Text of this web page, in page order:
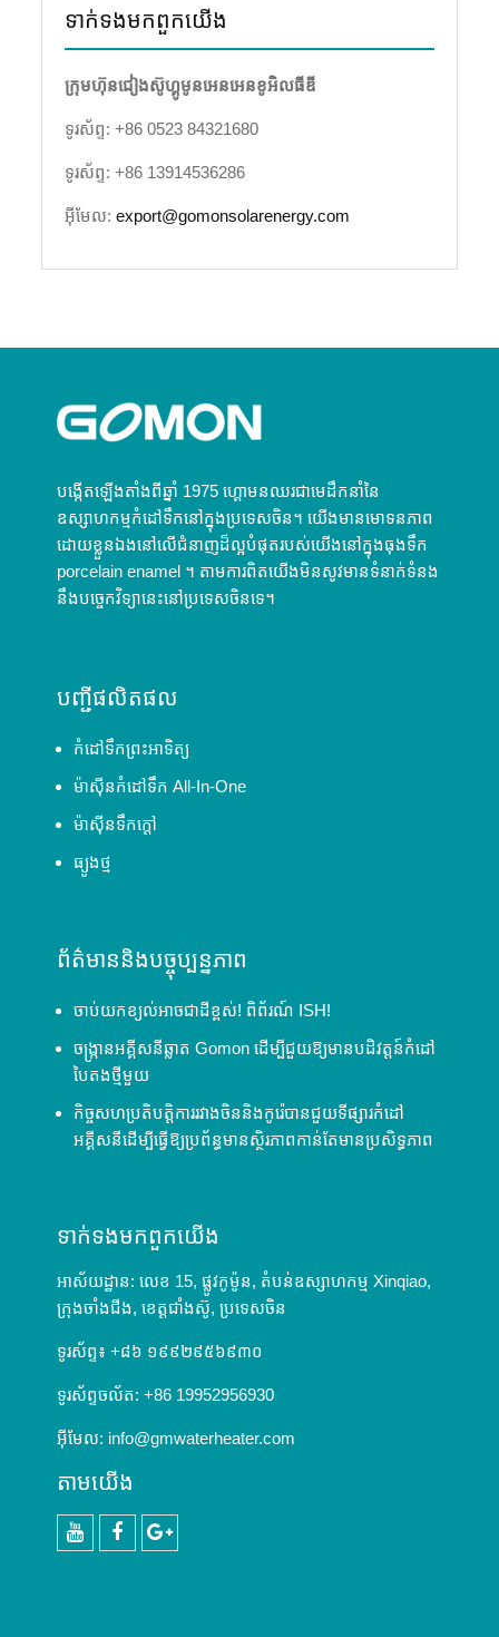
ទាក់ទង​មក​ពួក​យើង
ក្រុមហ៊ុនជៀងស៊ូហ្គូមូនអេនអេនខូអិលធីឌី
ទូរស័ព្ទ: +86 0523 84321680
ទូរស័ព្ទ: +86 13914536286
អ៊ីមែល:export@gomonsolarenergy.com
បង្កើតឡើងតាំងពីឆ្នាំ 1975 ហ្គោមនឈរជាមេដឹកនាំនៃ
ឧស្សាហកម្មកំដៅទឹកនៅក្នុងប្រទេសចិន។ យើងមានមោទនភាព
ដោយខ្លួនឯងនៅលើជំនាញដ៏ល្អបំផុតរបស់យើងនៅក្នុងធុងទឹក
porcelain enamel ។ តាមការពិតយើងមិនសូវមានទំនាក់ទំនង
នឹងបច្ចេកវិទ្យានេះនៅប្រទេសចិនទេ។
បញ្ជីផលិតផល
កំដៅទឹកព្រះអាទិត្យ
ម៉ាស៊ីនកំដៅទឹក All-In-One
ម៉ាស៊ីនទឹកក្តៅ
ធ្យូងថ្ម
ព័ត៌មាននិងបច្ចុប្បន្នភាព
ចាប់យកខ្យល់អាចជាដីខ្ពស់! ពិព័រណ៍ ISH!
ចង្ក្រានអគ្គីសនីឆ្លាត Gomon ដើម្បីជួយឱ្យមានបដិវត្តន៍កំដៅ
បៃតងថ្មីមួយ
កិច្ចសហប្រតិបត្តិការរវាងចិននិងកូរ៉េបានជួយទីផ្សារកំដៅ
អគ្គីសនីដើម្បីធ្វើឱ្យប្រព័ន្ធមានស្ថិរភាពកាន់តែមានប្រសិទ្ធភាព
ទាក់ទង​មក​ពួក​យើង
អាស័យដ្ឋាន: លេខ 15, ផ្លូវកូម៉ូន, តំបន់ឧស្សាហកម្ម Xinqiao,
ក្រុងចាំងជីង, ខេត្តជាំងស៊ូ, ប្រទេសចិន
ទូរស័ព្ទ៖ +៨៦ ១៩៩២៩៥៦៩៣០
ទូរស័ព្ទចល័ត: +86 19952956930
អ៊ីមែល: info@gmwaterheater.com
តាម​យើង